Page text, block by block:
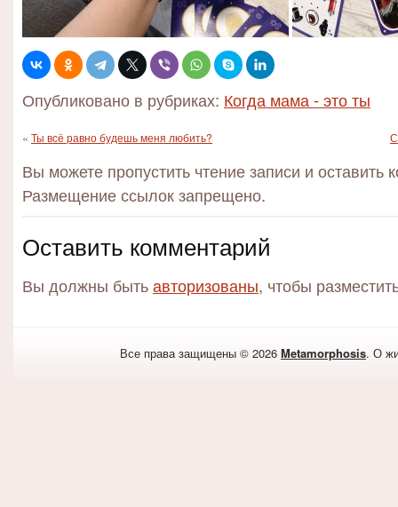
Опубликовано в рубриках: Когда мама - это ты
« Ты всё равно будешь меня любить?
Вы можете пропустить чтение записи и оставить
Размещение ссылок запрещено.
Оставить комментарий
Вы должны бытьавторизованы, чтобы
Все права защищены © 2026 Metamorphosis. О